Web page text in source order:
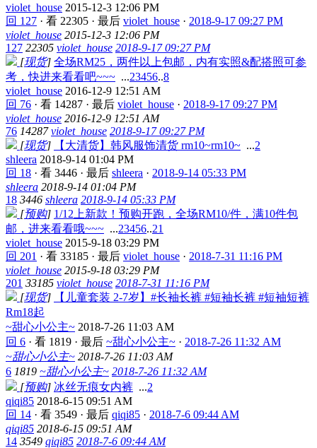
violet_house 2015-12-3 12:06 PM
回 127 · 看 22305 · 最后 violet_house · 2018-9-17 09:27 PM
violet_house 2015-12-3 12:06 PM
127 22305 violet_house 2018-9-17 09:27 PM
[现货] 全场RM25，两件以上包邮，内有实照&配搭照可参
考，快进来看看吧~~~ ...23456..8
violet_house 2016-12-9 12:51 AM
回 76 · 看 14287 · 最后 violet_house · 2018-9-17 09:27 PM
violet_house 2016-12-9 12:51 AM
76 14287 violet_house 2018-9-17 09:27 PM
[现货] 【大清货】韩风服饰清货 rm10~rm10~ ...2
shleera 2018-9-14 01:04 PM
回 18 · 看 3446 · 最后 shleera · 2018-9-14 05:33 PM
shleera 2018-9-14 01:04 PM
18 3446 shleera 2018-9-14 05:33 PM
[预购] 1/12上新款！预购开跑，全场RM10/件，满10件包
邮，进来看看哦~~~ ...23456..21
violet_house 2015-9-18 03:29 PM
回 201 · 看 33185 · 最后 violet_house · 2018-7-31 11:16 PM
violet_house 2015-9-18 03:29 PM
201 33185 violet_house 2018-7-31 11:16 PM
[现货]
【儿童套装 2-7岁】#长袖长裤 #短袖长裤 #短袖短裤
Rm18起
~甜心小公主~ 2018-7-26 11:03 AM
回 6 · 看 1819 · 最后 ~甜心小公主~ · 2018-7-26 11:32 AM
~甜心小公主~ 2018-7-26 11:03 AM
6 1819 ~甜心小公主~ 2018-7-26 11:32 AM
[预购] 冰丝无痕女内裤 ...2
qiqi85 2018-6-15 09:51 AM
回 14 · 看 3549 · 最后 qiqi85 · 2018-7-6 09:44 AM
qiqi85 2018-6-15 09:51 AM
14 3549 qiqi85 2018-7-6 09:44 AM